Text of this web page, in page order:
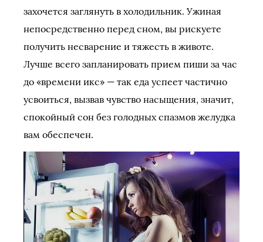
захочется заглянуть в холодильник. Ужиная
непосредственно перед сном, вы рискуете
получить несварение и тяжесть в животе.
Лучше всего запланировать прием пиши за час
до «времени икс» — так еда успеет частично
усвоиться, вызвав чувство насыщения, значит,
спокойный сон без голодных спазмов желудка
вам обеспечен.